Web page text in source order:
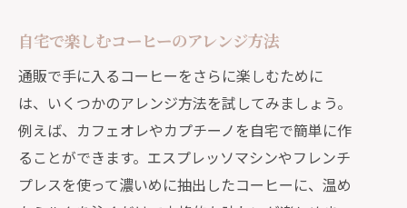
SNSでの口コミも参考に
通販で手軽に楽しむ本格的なコーヒーの魅
初心者でも簡単に淹れられるコーヒー
コーヒーメーカーの選び方
家で作るラテアートのコツ
自宅で楽しむコーヒーのアレンジ方法
通販で手に入るコーヒーをさらに楽しむために
は、いくつかのアレンジ方法を試してみましょう。
例えば、カフェオレやカプチーノを自宅で簡単に作
ることができます。エスプレッソマシンやフレンチ
プレスを使って濃いめに抽出したコーヒーに、温め